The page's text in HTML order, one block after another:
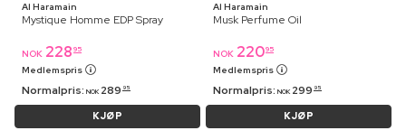
Al Haramain
Mystique Homme EDP Spray
NOK 228 95
Medlemspris
Normalpris: NOK 289 95
KJØP
Al Haramain
Musk Perfume Oil
NOK 22095
Medlemspris
Normalpris: NOK 299 95
KJØP